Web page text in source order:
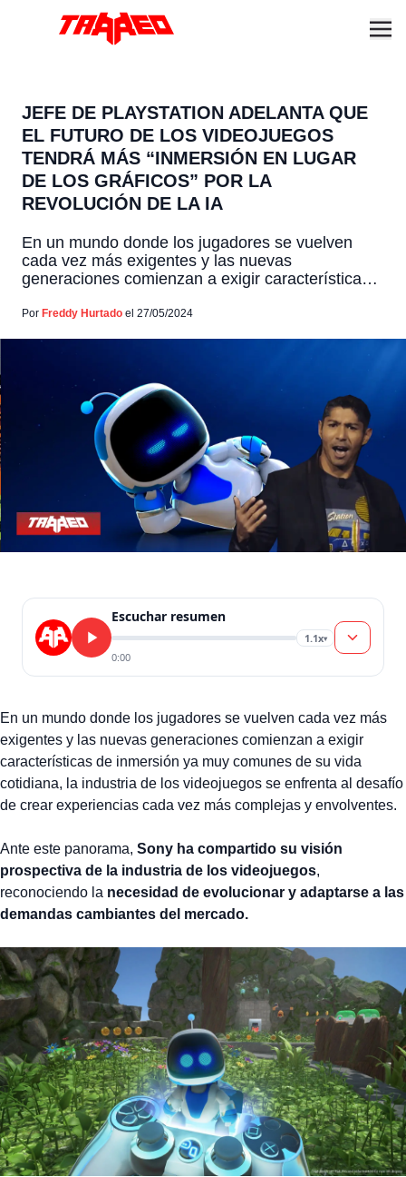
JEFE DE PLAYSTATION ADELANTA QUE
EL FUTURO DE LOS VIDEOJUEGOS
TENDRÁ MÁS “INMERSIÓN EN LUGAR
DE LOS GRÁFICOS” POR LA
REVOLUCIÓN DE LA IA
En un mundo donde los jugadores se vuelven
cada vez más exigentes y las nuevas
generaciones comienzan a exigir características
cotidiana, la industria de los videojuegos se
Por Freddy Hurtado el 27/05/2024
Escuchar resumen
1.1x▾
0:00
En un mundo donde los jugadores se vuelven cada vez más
exigentes y las nuevas generaciones comienzan a exigir
características de inmersión ya muy comunes de su vida
cotidiana, la industria de los videojuegos se enfrenta al desafío
de crear experiencias cada vez más complejas y envolventes.
Ante este panorama, Sony ha compartido su visión
prospectiva de la industria de los videojuegos,
reconociendo la necesidad de evolucionar y adaptarse a las
demandas cambiantes del mercado.